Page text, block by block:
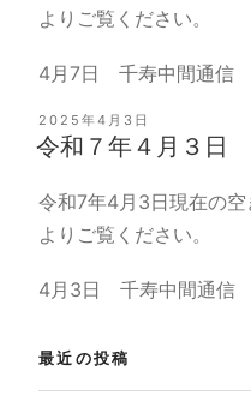
よりご覧ください。
4月7日 千寿中間通信
投
稿
日:
2025年4月3日
令和７年４月３日
令和7年4月3日現在の
よりご覧ください。
4月3日 千寿中間通信
最近の投稿